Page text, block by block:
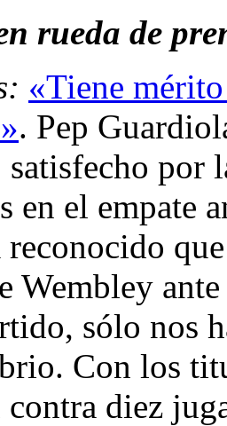
rueda de
«Tiene
. Pep
satisfecho por
en el empate
Wembley
sólo nos
Con los
diez